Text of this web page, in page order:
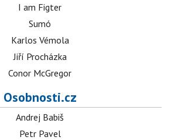
I am Figter
Sumó
Karlos Vémola
Jiří Procházka
Conor McGregor
Osobnosti.cz
Andrej Babiš
Petr Pavel